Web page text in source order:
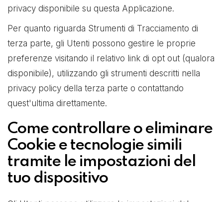
privacy disponibile su questa Applicazione.
Per quanto riguarda Strumenti di Tracciamento di
terza parte, gli Utenti possono gestire le proprie
preferenze visitando il relativo link di opt out (qualora
disponibile), utilizzando gli strumenti descritti nella
privacy policy della terza parte o contattando
quest'ultima direttamente.
Come controllare o eliminare
Cookie e tecnologie simili
tramite le impostazioni del
tuo dispositivo